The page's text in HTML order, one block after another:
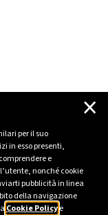
per il suo
in esso presenti,
e
nonché cookie
pubblicità in linea
della navigazione
Cookie Policye
×
dei